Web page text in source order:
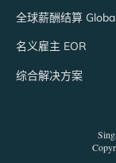
全球薪酬结算
名义雇主 EOR
综合解决方案